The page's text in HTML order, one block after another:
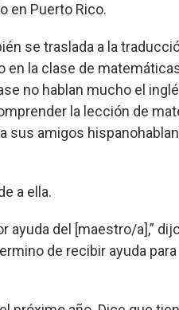
en Puerto Rico.
se traslada a la
en la clase de
no hablan mucho el
la lección de
sus amigos
a ella.
ayuda del [maestro/a],”
de recibir ayuda